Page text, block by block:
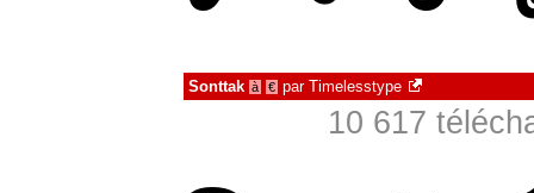
Sonttak à € par Timelesstype
10 617